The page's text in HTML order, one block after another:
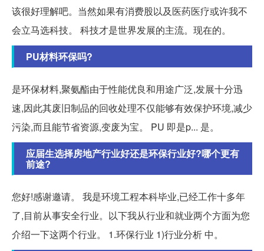
该很好理解吧。当然如果有消费股以及医药医疗或许我不
会立马选科技。 科技才是世界发展的主流。现在的。
PU材料环保吗?
是环保材料,聚氨酯由于性能优良和用途广泛,发展十分迅
速,因此其废旧制品的回收处理不仅能够有效保护环境,减少
污染,而且能节省资源,变废为宝。 PU 即是p... 是。
应届生选择房地产行业好还是环保行业好?哪个更有
前途?
您好!感谢邀请。 我是环境工程本科毕业,已经工作十多年
了,目前从事安全行业。以下我从行业和就业两个方面为您
介绍一下这两个行业。 1.环保行业 1)行业分析 中。